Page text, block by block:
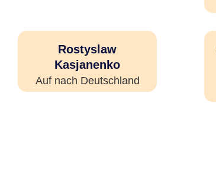
Rostyslaw
Kasjanenko
Auf nach Deutschland